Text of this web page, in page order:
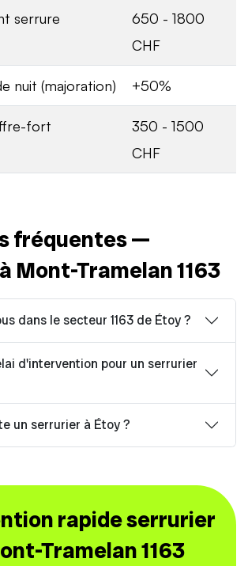
serrure
650 - 1800
CHF
nuit (majoration) +50%
fort
350 - 1500
CHF
fréquentes —
Mont-Tramelan 1163
dans le secteur 1163 de Étoy ?
d'intervention pour un serrurier
un serrurier à Étoy ?
rapide serrurier
Tramelan 1163